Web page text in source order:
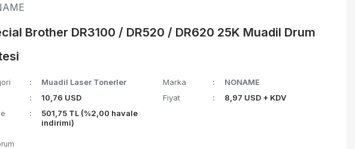
Brother DR3100 / DR520 / DR620 25K Muadil Drum
Muadil Laser Tonerler Marka
NONAME
10,76 USD Fiyat
8,97 USD + KDV
501,75 TL (%2,00 havale
indirimi)